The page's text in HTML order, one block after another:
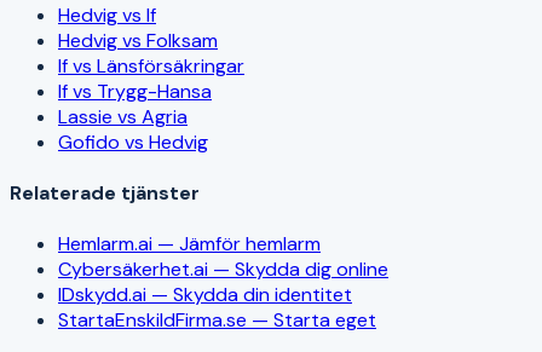
Hedvig vs If
Hedvig vs Folksam
If vs Länsförsäkringar
If vs Trygg-Hansa
Lassie vs Agria
Gofido vs Hedvig
Relaterade tjänster
Hemlarm.ai — Jämför hemlarm
Cybersäkerhet.ai — Skydda dig online
IDskydd.ai — Skydda din identitet
StartaEnskildFirma.se — Starta eget